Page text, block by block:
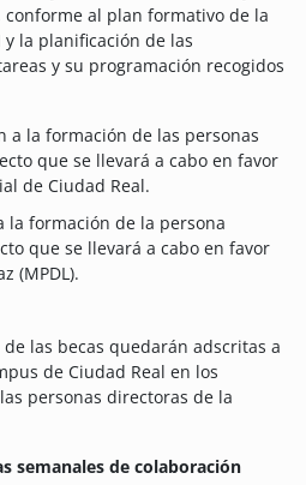
conforme al plan formativo de la
la planificación de las
y su programación recogidos
a la formación de las personas
que se llevará a cabo en favor
de Ciudad Real.
la formación de la persona
que se llevará a cabo en favor
(MPDL).
las becas quedarán adscritas a
de Ciudad Real en los
personas directoras de la
semanales de colaboración